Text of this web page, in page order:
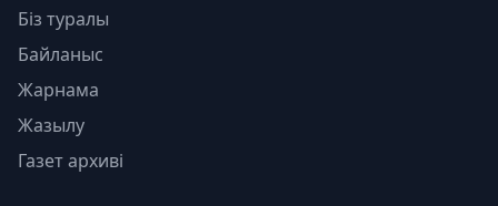
Біз туралы
Байланыс
Жарнама
Жазылу
Газет архиві